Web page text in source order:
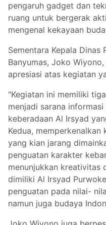
pengaruh gadget dan
ruang untuk bergerak
mengenal kekayaan
Sementara Kepala Dinas
Banyumas, Joko
apresiasi atas kegiatan
"Kegiatan ini memiliki
menjadi sarana
keberadaan Al Irsyad
Kedua,
yang kian jarang
penguatan karakter
menunjukkan kreativitas
dimiliki Al Irsyad
penguatan pada nilai-
namun juga budaya